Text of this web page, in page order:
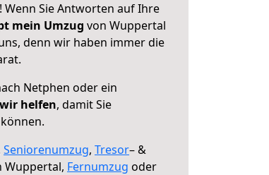
Sie Antworten auf Ihre
mein Umzug von Wuppertal
denn wir haben immer die
Netphen oder ein
wir helfen, damit Sie
Seniorenumzug, Tresor– &
Wuppertal, Fernumzug oder